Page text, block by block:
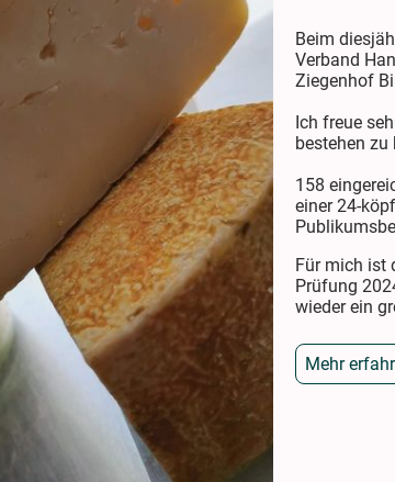
Beim
Verband
Ziegenhof
Ich freue
bestehen zu
158
einer 24-
Für mich ist
Prüfung
wieder ein
Mehr